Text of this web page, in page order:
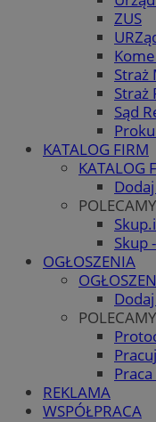
ZUS
Straż
Straż
Sąd
KATALOG FIRM
KATALOG
POLECAMY
Skup
OGŁOSZENIA
POLECAMY
REKLAMA
WSPÓŁPRACA